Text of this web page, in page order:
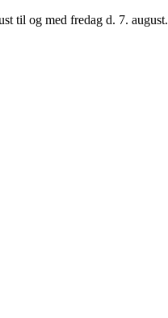
til og med fredag d. 7. august.